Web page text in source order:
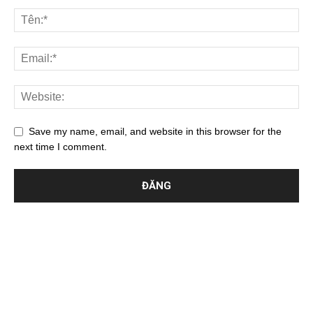
Save my name, email, and website in this browser for the
next time I comment.